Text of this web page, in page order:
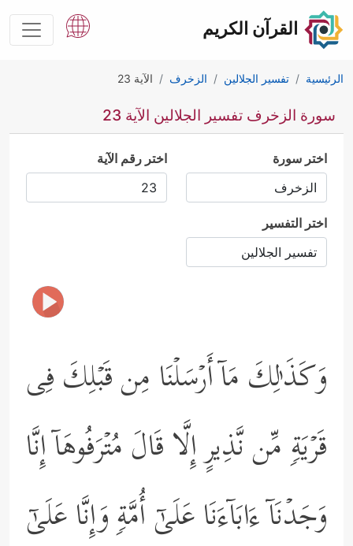
القرآن الكريم
الرئيسية تفسير الجلالين الزخرف الآية 23
سورة الزخرف تفسير الجلالين الآية 23
اختر سورة اختر رقم الآية
اختر التفسير
وَكَذَ ٰ⁠لِكَ مَاۤ أَرۡسَلۡنَا مِن قَبۡلِكَ فِی
قَرۡیَةࣲ مِّن نَّذِیرٍ إِلَّا قَالَ مُتۡرَفُوهَاۤ إِنَّا
وَجَدۡنَاۤ ءَابَاۤءَنَا عَلَىٰۤ أُمَّةࣲ وَإِنَّا عَلَىٰۤ